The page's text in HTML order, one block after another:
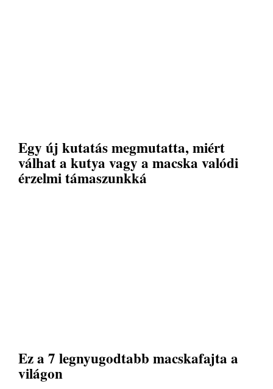
Egy új kutatás megmutatta, miért
válhat a kutya vagy a macska valódi
érzelmi támaszunkká
Ez a 7 legnyugodtabb macskafajta a
világon